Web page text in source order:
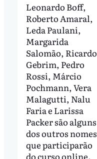
Leonardo Boff,
Roberto Amaral,
Leda Paulani,
Margarida
Salomão, Ricardo
Gebrim, Pedro
Rossi, Márcio
Pochmann, Vera
Malagutti, Nalu
Faria e Larissa
Packer são alguns
dos outros nomes
que participarão
do curso online.